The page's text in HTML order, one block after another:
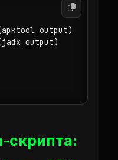
output)
output)